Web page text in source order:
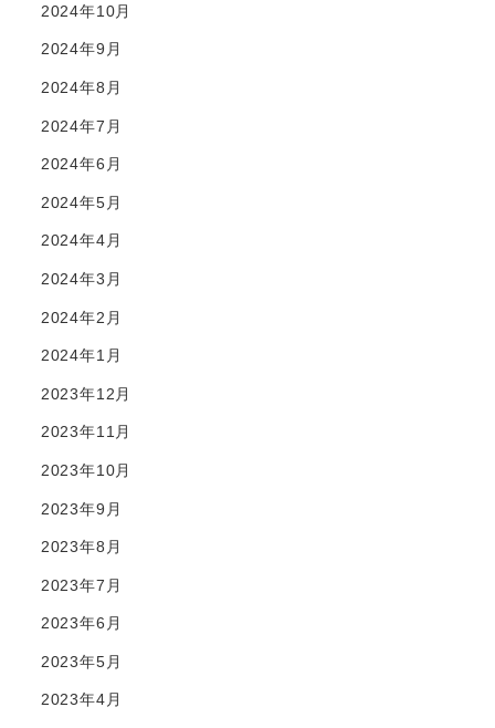
2024年10月
2024年9月
2024年8月
2024年7月
2024年6月
2024年5月
2024年4月
2024年3月
2024年2月
2024年1月
2023年12月
2023年11月
2023年10月
2023年9月
2023年8月
2023年7月
2023年6月
2023年5月
2023年4月